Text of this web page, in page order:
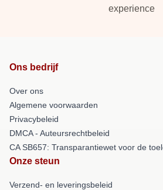
experience
Ons bedrijf
Over ons
Algemene voorwaarden
Privacybeleid
DMCA - Auteursrechtbeleid
CA SB657: Transparantiewet voor de
Onze steun
Verzend- en leveringsbeleid